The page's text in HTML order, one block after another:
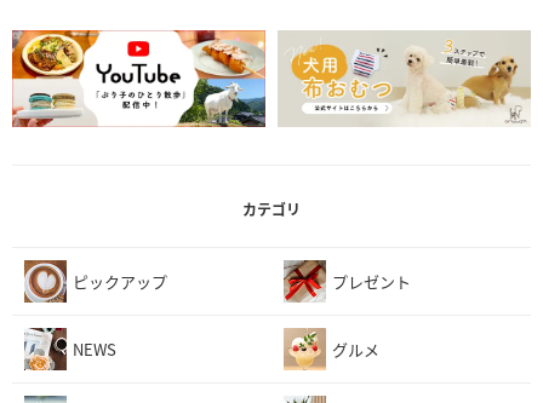
カテゴリ
ピックアップ プレゼント
NEWS グルメ